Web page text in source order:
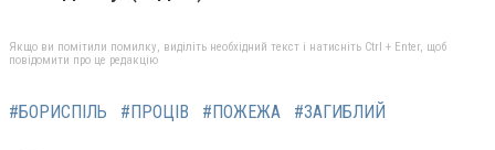
Якщо ви помітили помилку, виділіть необхідний текст і натисніть Ctrl + Enter, щоб
повідомити про це редакцію
#БОРИСПІЛЬ #ПРОЦІВ #ПОЖЕЖА #ЗАГИБЛИЙ